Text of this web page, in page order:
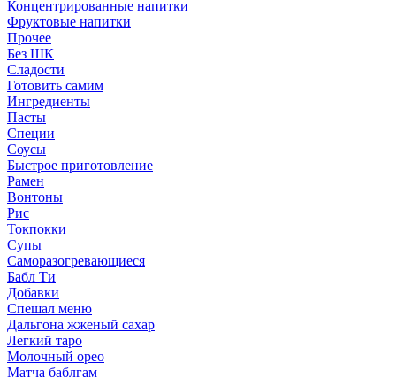
Концентрированные напитки
Фруктовые напитки
Прочее
Без ШК
Сладости
Готовить самим
Ингредиенты
Пасты
Специи
Соусы
Быстрое приготовление
Рамен
Вонтоны
Рис
Токпокки
Супы
Саморазогревающиеся
Бабл Ти
Добавки
Спешал меню
Дальгона жженый сахар
Легкий таро
Молочный орео
Матча баблгам